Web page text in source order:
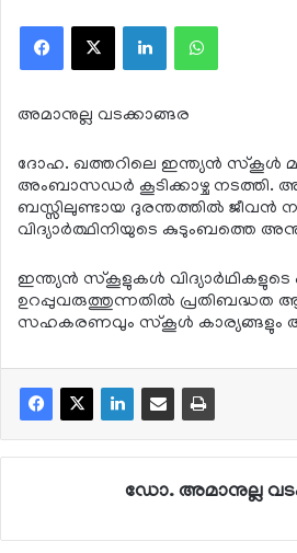
Facebook
X LinkedInWhatsApp
അമാനുല്ല വടക്കാങ്ങര
ദോഹ. ഖത്തറിലെ ഇന്ത്യന്‍ സ്‌കൂള്‍
അംബാസഡര്‍ കൂടിക്കാഴ്ച നടത്തി.
ബസ്സിലുണ്ടായ ദുരന്തത്തില്‍ ജീവന്‍
വിദ്യാര്‍ത്ഥിനിയുടെ കുടുംബത്തെ
ഇന്ത്യന്‍ സ്‌കൂളുകള്‍
ഉറപ്പുവരുത്തുന്നതില്‍ പ്രതിബദ്ധത
സഹകരണവും സ്‌കൂള്‍ കാര്യങ്ങളും
ഡോ. അമാനുല്ല